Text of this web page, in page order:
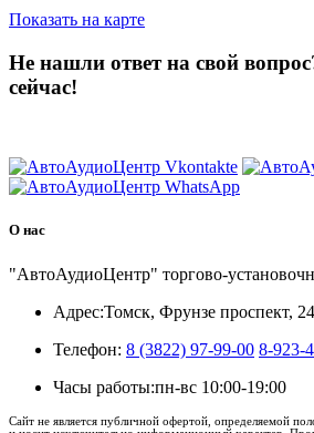
Показать на карте
Не нашли ответ на свой
сейчас!
О нас
"АвтоАудиоЦентр" торгово-
Адрес:Томск, Фрунзе проспект,
Телефон: 8 (3822) 97-99-00 8-923-
Часы работы:пн-вс 10:00-19:00
Сайт не является публичной офертой, определяемой